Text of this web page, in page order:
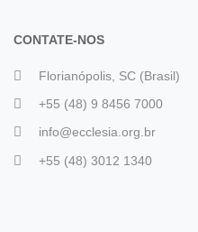
CONTATE-NOS
Florianópolis, SC (Brasil)
+55 (48) 9 8456 7000
info@ecclesia.org.br
+55 (48) 3012 1340